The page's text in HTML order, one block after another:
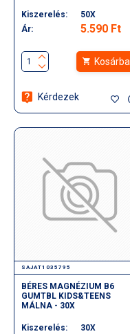
Kiszerelés:
50X
Ár:
5.590 Ft
Kosárba
Kérdezek
SAJAT1035795
BÉRES MAGNÉZIUM B6
GUMTBL KIDS&TEENS
MÁLNA - 30X
Kiszerelés:
30X